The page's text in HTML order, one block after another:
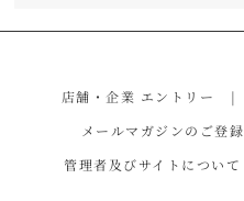
店舗・企業 エントリー
メールマガジンのご登録
管理者及びサイトについて